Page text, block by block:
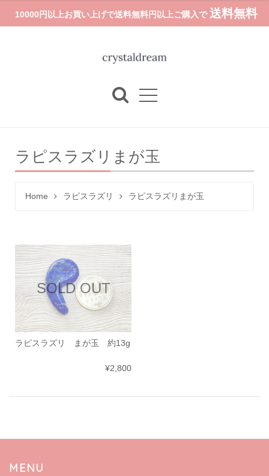
10000円以上お買い上げで送料無料円以上ご購入で 送料無料
ラピスラズリまが玉
Home ラピスラズリ ラピスラズリまが玉
SOLD OUT
ラピスラズリ まが玉 約13g
¥2,800
MENU